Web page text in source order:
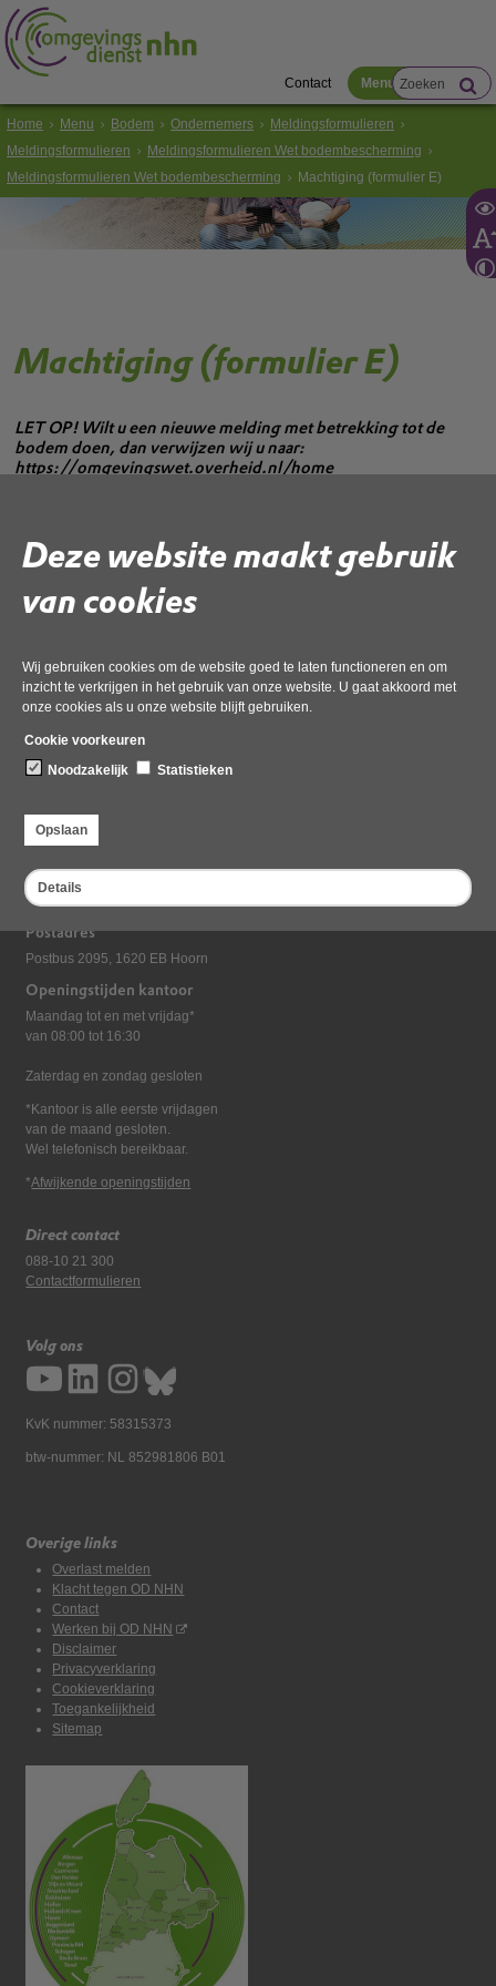
Deze website maakt gebruik
van cookies
Wij gebruiken cookies om de website goed te laten functioneren en om
inzicht te verkrijgen in het gebruik van onze website. U gaat akkoord met
onze cookies als u onze website blijft gebruiken.
Cookie voorkeuren
Noodzakelijk
Statistieken
Opslaan
Details
Contact Menu
Home Menu Bodem Ondernemers
Meldingsformulieren
Meldingsformulieren
Meldingsformulieren Wet bodembescherming
Meldingsformulieren Wet bodembescherming
Machtiging (formulier E)
Machtiging (formulier E)
LET OP! Wilt u een nieuwe melding met betrekking tot de
bodem doen, dan verwijzen wij u naar:
https://omgevingswet.overheid.nl/home
Volg de onderstaande link om het document te downloaden.
pdf, 617kB
Deel deze pagina
Bezoekadres
Dampten 2, 1624 NR Hoorn
Postadres
Postbus 2095, 1620 EB Hoorn
Openingstijden kantoor
Maandag tot en met vrijdag*
van 08:00 tot 16:30
Zaterdag en zondag gesloten
*Kantoor is alle eerste vrijdagen
van de maand gesloten.
Wel telefonisch bereikbaar.
*Afwijkende openingstijden
Direct contact
088-10 21 300
Contactformulieren
Volg ons
KvK nummer: 58315373
btw-nummer: NL 852981806 B01
Overige links
Overlast melden
Klacht tegen OD NHN
Contact
Werken bij OD NHN
Disclaimer
Privacyverklaring
Cookieverklaring
Toegankelijkheid
Sitemap